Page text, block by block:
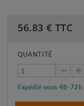
56.83 € TTC
QUANTITÉ
Expédié sous 48-72h